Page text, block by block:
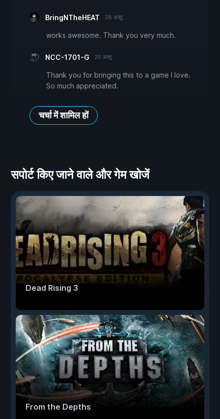
BringNTheHEAT 28 अक्टू.
works awesome. Thank you very much.
NCC-1701-G 25 अक्टू.
Thank you for bringing this to a game I love.
So much appreciated.
चर्चा में शामिल हों
सपोर्ट किए जाने वाले और गेम खोजें
Dead Rising 3
From the Depths